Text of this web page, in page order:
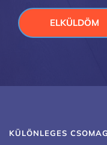
ELKÜLDÖM
KÜLÖNLEGES